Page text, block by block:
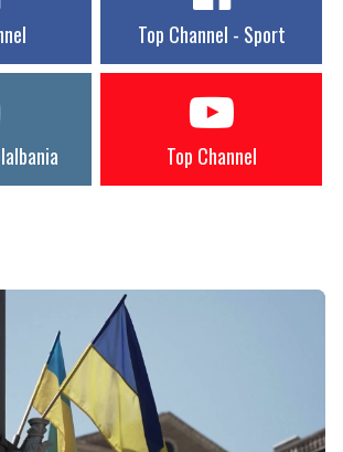
Top Channel - Sport
Top Channel